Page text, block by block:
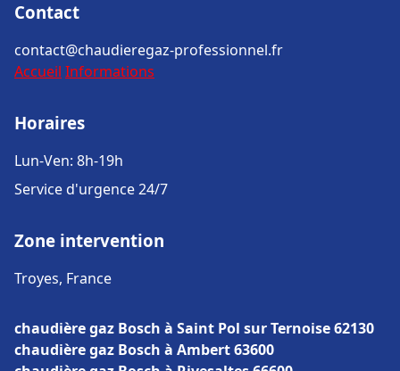
Contact
contact@chaudieregaz-professionnel.fr
Accueil Informations
Horaires
Lun-Ven: 8h-19h
Service d'urgence 24/7
Zone intervention
Troyes, France
chaudière gaz Bosch à Saint Pol sur Ternoise 62130
chaudière gaz Bosch à Ambert 63600